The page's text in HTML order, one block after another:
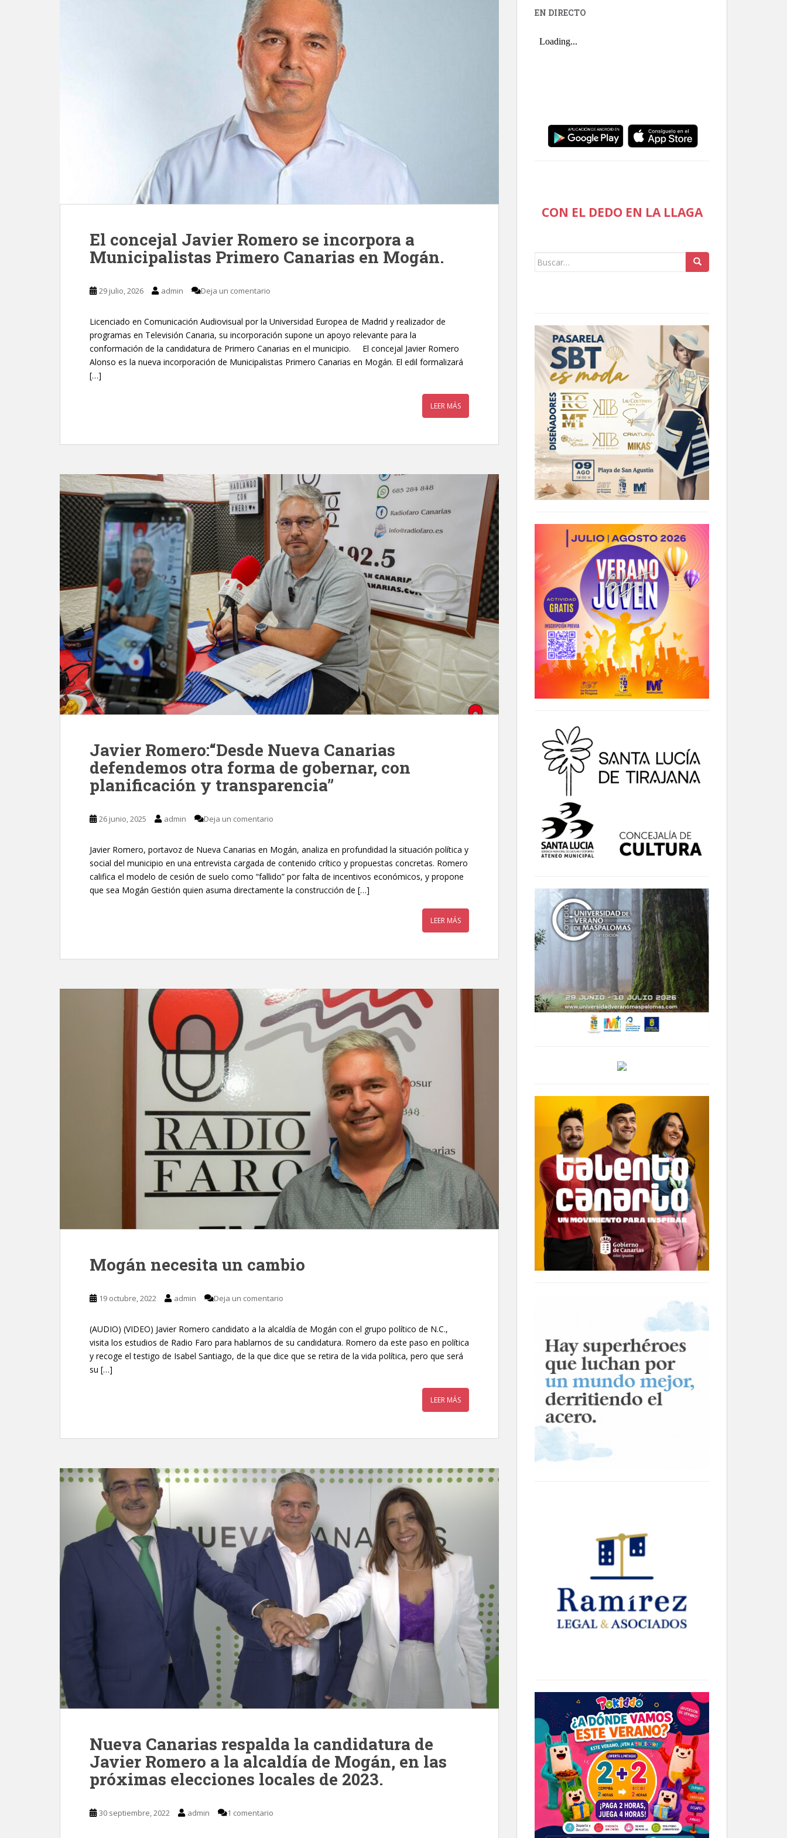
El concejal Javier Romero se incorpora a
Municipalistas Primero Canarias en Mogán.
29 julio, 2026 admin Deja un comentario
Licenciado en Comunicación Audiovisual por la Universidad Europea de Madrid y realizador de
programas en Televisión Canaria, su incorporación supone un apoyo relevante para la
conformación de la candidatura de Primero Canarias en el municipio. El concejal Javier Romero
Alonso es la nueva incorporación de Municipalistas Primero Canarias en Mogán. El edil formalizará
[…]
LEER MÁS
Javier Romero:“Desde Nueva Canarias
defendemos otra forma de gobernar, con
planificación y transparencia”
26 junio, 2025 admin Deja un comentario
Javier Romero, portavoz de Nueva Canarias en Mogán, analiza en profundidad la situación política y
social del municipio en una entrevista cargada de contenido crítico y propuestas concretas. Romero
califica el modelo de cesión de suelo como “fallido” por falta de incentivos económicos, y propone
que sea Mogán Gestión quien asuma directamente la construcción de […]
LEER MÁS
Mogán necesita un cambio
19 octubre, 2022 admin Deja un comentario
(AUDIO) (VIDEO) Javier Romero candidato a la alcaldía de Mogán con el grupo político de N.C.,
visita los estudios de Radio Faro para hablarnos de su candidatura. Romero da este paso en política
y recoge el testigo de Isabel Santiago, de la que dice que se retira de la vida política, pero que será
su […]
LEER MÁS
Nueva Canarias respalda la candidatura de
Javier Romero a la alcaldía de Mogán, en las
próximas elecciones locales de 2023.
30 septiembre, 2022 admin 1 comentario
EN DIRECTO
CON EL DEDO EN LA LLAGA
Buscar: